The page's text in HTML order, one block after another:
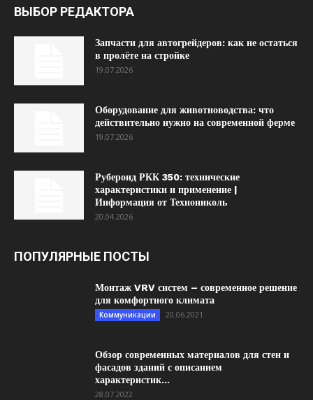
ВЫБОР РЕДАКТОРА
Запчасти для автогрейдеров: как не остаться
в пролёте на стройке
19.07.2026
Оборудование для животноводства: что
действительно нужно на современной ферме
19.07.2026
Рубероид РКК 350: технические
характеристики и применение |
Информация от Технониколь
20.04.2026
ПОПУЛЯРНЫЕ ПОСТЫ
Монтаж VRV систем – современное решение
для комфортного климата
Коммуникации 20.06.2021
Обзор современных материалов для стен и
фасадов зданий с описанием
характеристик...
28.07.2022